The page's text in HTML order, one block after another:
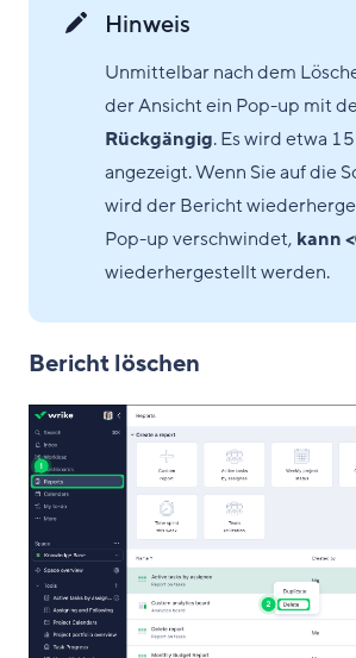
Hinweis
Unmittelbar nach dem
der Ansicht ein Pop-up mit
Rückgängig. Es wird etwa
angezeigt. Wenn Sie auf die
wird der Bericht
Pop-up verschwindet, kann
wiederhergestellt werden.
Bericht löschen